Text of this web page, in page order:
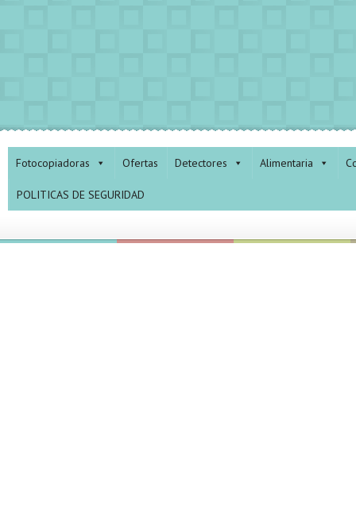
Fotocopiadoras Ofertas Detectores Alimentaria
POLITICAS DE SEGURIDAD